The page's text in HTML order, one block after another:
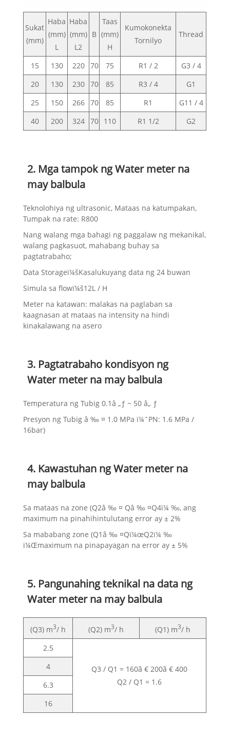
Sukat
(mm)
Haba
(mm)
L
Haba
(mm)
L2
B
Taas
(mm)
H
Kumokonekta
Tornilyo
Thread
15 130 220 70 75 R1 / 2
G3 / 4
20
130 230 70 85 R3 / 4
G1
25
150 266 70 85 R1
G11 / 4
40
200 324 70 110 R1 1/2 G2
2. Mga tampok ng Water meter na
may balbula
Teknolohiya ng ultrasonic, Mataas na katumpakan,
Tumpak na rate: R800
Nang walang mga bahagi ng paggalaw ng mekanikal,
walang pagkasuot, mahabang buhay sa
pagtatrabaho;
Data Storageï¼šKasalukuyang data ng 24 buwan
Simula sa flowï¼š12L / H
Meter na katawan: malakas na paglaban sa
kaagnasan at mataas na intensity na hindi
kinakalawang na asero
3. Pagtatrabaho kondisyon ng
Water meter na may balbula
Temperatura ng Tubig 0.1â „ƒ ~ 50 â„ ƒ
Presyon ng Tubig â ‰ ¤ 1.0 MPa ï¼ˆPN: 1.6 MPa /
16bar)
4. Kawastuhan ng Water meter na
may balbula
Sa mataas na zone (Q2â ‰ ¤ Qâ ‰ ¤Q4ï¼ ‰, ang
maximum na pinahihintulutang error ay ± 2%
Sa mababang zone (Q1â ‰ ¤Qï¼œQ2ï¼ ‰
ï¼Œmaximum na pinapayagan na error ay ± 5%
5. Pangunahing teknikal na data ng
Water meter na may balbula
(Q3) m3/ h (Q2) m3/ h (Q1) m3/ h
2.5
Q3 / Q1 = 160ã € 200ã € 400
Q2 / Q1 = 1.6
4
6.3
16